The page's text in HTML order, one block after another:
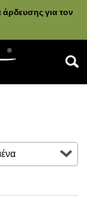
για τον